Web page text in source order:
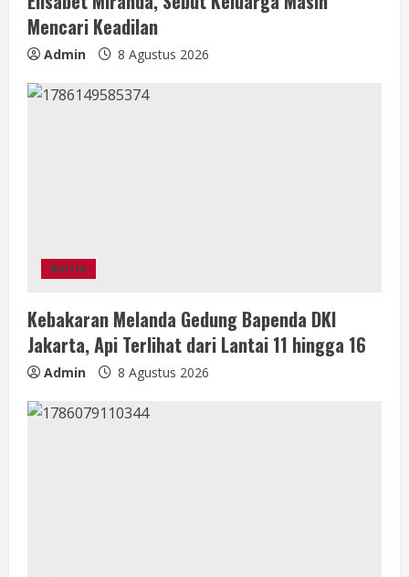
g
Mencari Keadilan
Admin 8 Agustus 2026
Berita
Kebakaran Melanda Gedung Bapenda DKI
Jakarta, Api Terlihat dari Lantai 11 hingga 16
Admin 8 Agustus 2026